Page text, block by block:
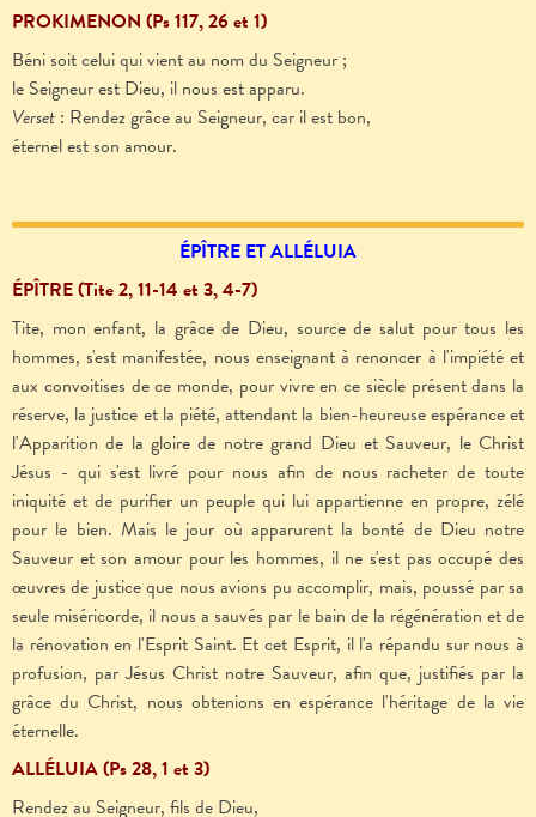
PROKIMENON (Ps 117, 26 et 1)
Béni soit celui qui vient au nom du Seigneur ;
le Seigneur est Dieu, il nous est apparu.
Verset : Rendez grâce au Seigneur, car il est bon,
éternel est son amour.
ÉPÎTRE ET ALLÉLUIA
ÉPÎTRE (Tite 2, 11-14 et 3, 4-7)
Tite, mon enfant, la grâce de Dieu, source de salut pour tous les
hommes, s'est manifestée, nous enseignant à renoncer à l'impiété et
aux convoitises de ce monde, pour vivre en ce siècle présent dans la
réserve, la justice et la piété, attendant la bien-heureuse espérance et
l'Apparition de la gloire de notre grand Dieu et Sauveur, le Christ
Jésus - qui s'est livré pour nous afin de nous racheter de toute
iniquité et de purifier un peuple qui lui appartienne en propre, zélé
pour le bien. Mais le jour où apparurent la bonté de Dieu notre
Sauveur et son amour pour les hommes, il ne s'est pas occupé des
œuvres de justice que nous avions pu accomplir, mais, poussé par sa
seule miséricorde, il nous a sauvés par le bain de la régénération et de
la rénovation en l'Esprit Saint. Et cet Esprit, il l'a répandu sur nous à
profusion, par Jésus Christ notre Sauveur, afin que, justifiés par la
grâce du Christ, nous obtenions en espérance l'héritage de la vie
éternelle.
ALLÉLUIA (Ps 28, 1 et 3)
Rendez au Seigneur, fils de Dieu,